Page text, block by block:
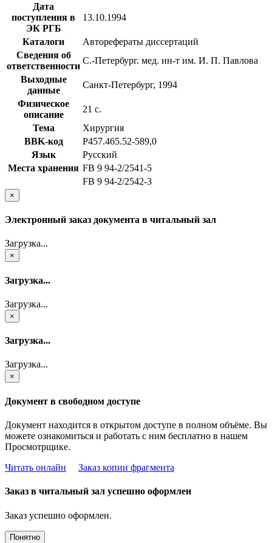
Дата
поступления в
ЭК РГБ
13.10.1994
Каталоги
Авторефераты диссертаций
Сведения об
ответственности
С.-Петербург. мед. ин-т им. И. П. Павлова
Выходные
данные
Санкт-Петербург, 1994
Физическое
описание
21 с.
Тема
Хирургия
BBK-код
Р457.465.52-589,0
Язык
Русский
Места хранения FB 9 94-2/2541-5
FB 9 94-2/2542-3
×
Электронный заказ документа в читальный зал
Загрузка...
×
Загрузка...
Загрузка...
×
Загрузка...
Загрузка...
×
Документ в свободном доступе
Документ находится в открытом доступе в полном объёме. Вы
можете ознакомиться и работать с ним бесплатно в нашем
Просмотрщике.
Читать онлайн
Заказ копии фрагмента
Заказ в читальный зал успешно оформлен
Заказ успешно оформлен.
Понятно